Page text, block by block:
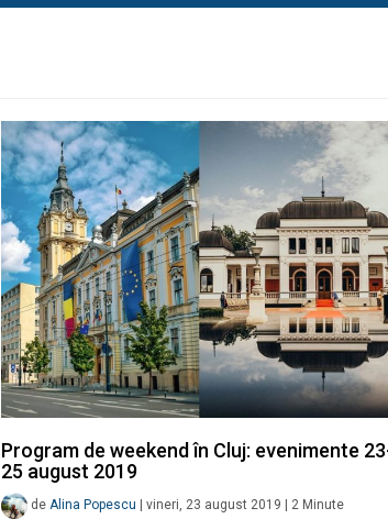
Program de weekend în Cluj: evenimente
25 august 2019
de Alina Popescu vineri, 23 august 2019 2 Minute